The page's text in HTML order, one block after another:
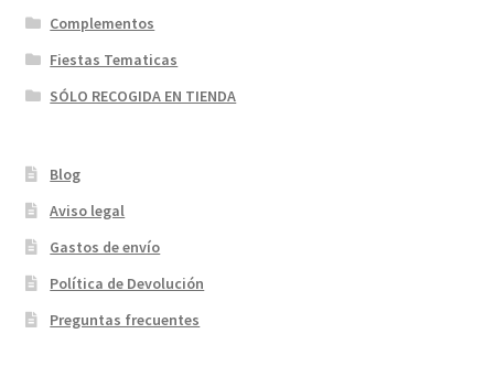
Complementos
Fiestas Tematicas
SÓLO RECOGIDA EN TIENDA
Blog
Aviso legal
Gastos de envío
Política de Devolución
Preguntas frecuentes